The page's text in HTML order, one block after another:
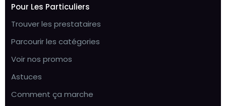
Pour Les Particuliers
Trouver les prestataires
Parcourir les catégories
Voir nos promos
Astuces
Comment ça marche